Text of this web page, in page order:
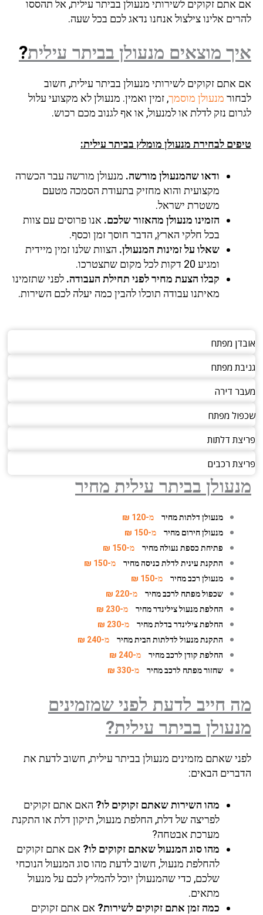
אתם זקוקים לשירותי מנעולן בביתר עילית, אל תהססו
אלינו צילצול אנחנו נדאג לכם בכל שעה.
מוצאים מנעולן בביתר עילית?
אתם זקוקים לשירותי מנעולן בביתר עילית, חשוב
מנעולן מוסמך, זמין ואמין. מנעולן לא מקצועי עלול
נזק לדלת או למנעול, או אף לגנוב מכם רכוש.
לבחירת מנעולן מומלץ בביתר עילית:
ודאו שהמנעולן מורשה.מנעולן מורשה עבר הכשרה
מקצועית והוא מחזיק בתעודת הסמכה מטעם
משטרת ישראל.
הזמינו מנעולן מהאזור שלכם.אנו פרוסים עם צוות
בכל חלקי הארץ, הדבר חוסך זמן וכסף.
שאלו על זמינות המנעולן.הצוות שלנו זמין מיידית
ומגיע 20 דקות לכל מקום שתצטרכו.
קבלו הצעת מחיר לפני תחילת העבודה.לפני שתזמינו
מאיתנו עבודה תוכלו להבין כמה יעלה לכם השירות.
מפתח
מפתח
דירה
מפתח
דלתות
רכבים
בביתר עילית מחיר
מנעולן דלתות מחיר
מ-120 ₪
מנעולן חירום מחיר
מ-150 ₪
פתיחת כספת נעולה מחיר
מ-150 ₪
התקנת עינית לדלת כניסה מחיר
מ-150 ₪
מנעולן רכב מחיר
מ-150 ₪
שכפול מפתח לרכב מחיר
מ-220 ₪
החלפת מנעול צילינדר מחיר
מ-230 ₪
החלפת צילינדר בדלת מחיר
מ-230 ₪
התקנת מנעול לדלתות הבית מחיר
מ-240 ₪
החלפת קודן לרכב מחיר
מ-240 ₪
שחזור מפתח לרכב מחיר
מ-330 ₪
חייב לדעת לפני שמזמינים
בביתר עילית?
שאתם מזמינים מנעולן בביתר עילית, חשוב לדעת את
הבאים:
מהו השירות שאתם זקוקים לו?האם אתם זקוקים
לפריצה של דלת, החלפת מנעול, תיקון דלת או התקנת
מערכת אבטחה?
מהו סוג המנעול שאתם זקוקים לו?אם אתם זקוקים
להחלפת מנעול, חשוב לדעת מהו סוג המנעול הנוכחי
שלכם, כדי שהמנעולן יוכל להמליץ לכם על מנעול
מתאים.
כמה זמן אתם זקוקים לשירות?אם אתם זקוקים